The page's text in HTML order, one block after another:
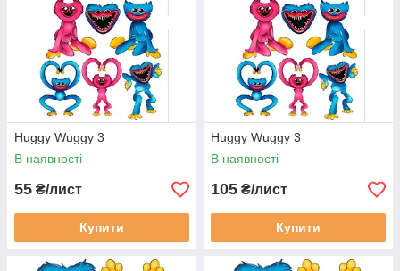
Huggy Wuggy 3
В наявності
55 ₴/лист
Купити
Huggy Wuggy 3
В наявності
105 ₴/лист
Купити